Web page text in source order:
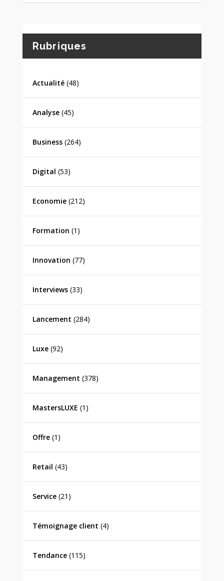
Rubriques
Actualité(48)
Analyse(45)
Business(264)
Digital (53)
Economie(212)
Formation (1)
Innovation (77)
Interviews(33)
Lancement (284)
Luxe(92)
Management (378)
MastersLUXE (1)
Offre(1)
Retail (43)
Service(21)
Témoignage client (4)
Tendance(115)